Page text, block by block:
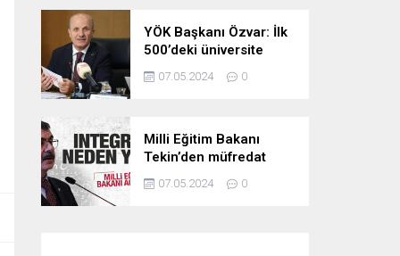
YÖK Başkanı Özvar: İlk
500’deki üniversite
sayımızı 10’a çıkarmayı
hedefliyoruz
07.05.2024 0
Milli Eğitim Bakanı
Tekin’den müfredat
açıklaması! İntegral
neden yok? İşte
07.05.2024 0